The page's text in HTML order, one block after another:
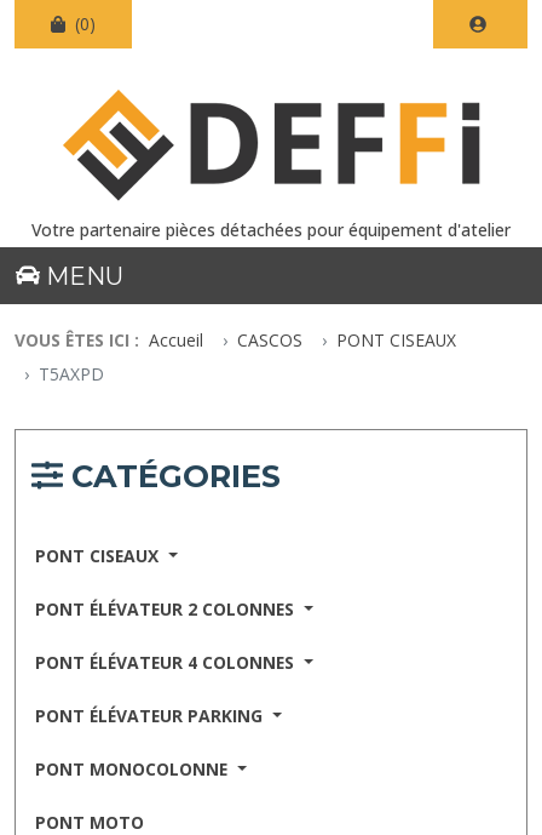
(0)
Votre partenaire pièces détachées pour équipement d'atelier
MENU
VOUS ÊTES ICI : Accueil CASCOS
PONT CISEAUX
T5AXPD
CATÉGORIES
PONT CISEAUX
PONT ÉLÉVATEUR 2 COLONNES
PONT ÉLÉVATEUR 4 COLONNES
PONT ÉLÉVATEUR PARKING
PONT MONOCOLONNE
PONT MOTO